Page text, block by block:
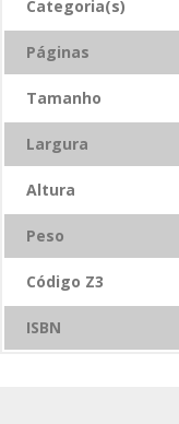
Categoria(s)
Páginas
Tamanho
Largura
Altura
Peso
Código Z3
ISBN